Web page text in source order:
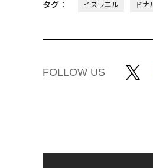
タグ： イスラエル ドナ
FOLLOW US